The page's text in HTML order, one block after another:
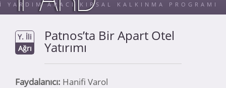
ARACI KIRSAL KALKINMA PROGRAMI
Y. İli
Ağrı
Patnos’ta Bir Apart Otel
Yatırımı
Faydalanıcı: Hanifi Varol